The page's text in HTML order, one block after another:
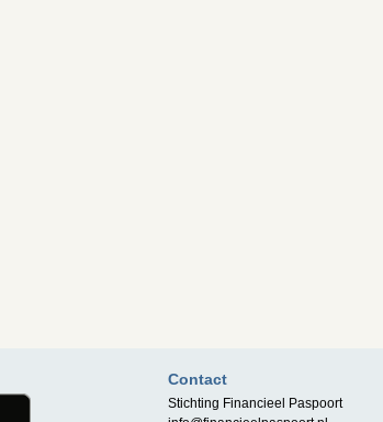
Contact
Stichting Financieel Paspoort